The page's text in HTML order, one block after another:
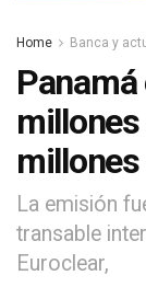
Home Banca y
millones
La emisión
transable
Euroclear,